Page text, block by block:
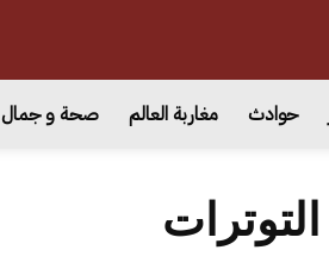
حوادث مغاربة العالم صحة و جمال